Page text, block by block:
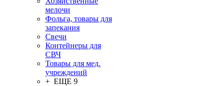
мелочи
Фольга, товары для
запекания
Свечи
Контейнеры для
СВЧ
Товары для мед.
учреждений
+ ЕЩЕ 9